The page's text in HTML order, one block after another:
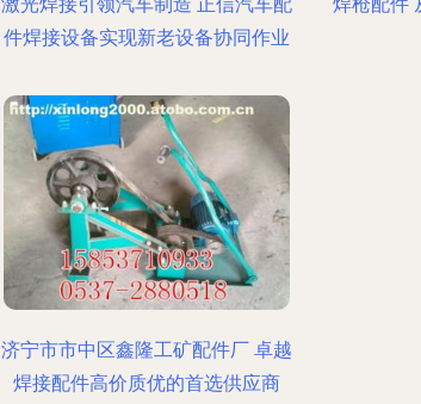
件焊接设备实现新老设备协同作业
济宁市市中区鑫隆工矿配件厂 卓越
焊接配件高价质优的首选供应商